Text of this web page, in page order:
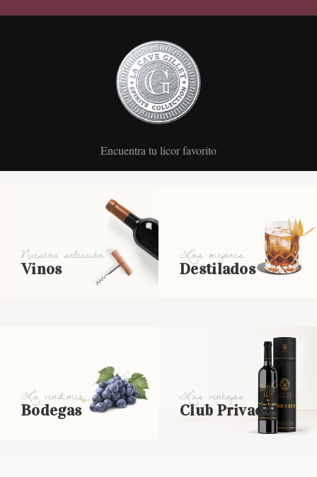
Encuentra tu licor favorito
Nuestra selección
Vinos
Los mejores
Destilados
La vendimia
Bodegas
Las ventajas
Club Privado